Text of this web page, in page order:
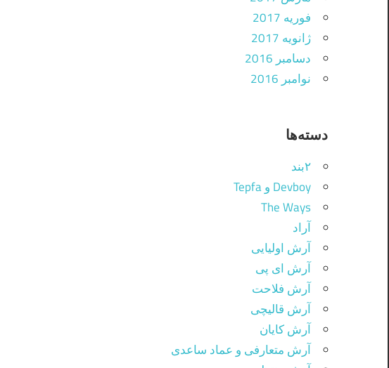
فوریه 2017
ژانویه 2017
دسامبر 2016
نوامبر 2016
دسته‌ها
۲بند
Devboy و Tepfa
The Ways
آراد
آرش اولیایی
آرش ای پی
آرش فلاحت
آرش قالیچی
آرش کایان
آرش متعارفی و عماد ساعدی